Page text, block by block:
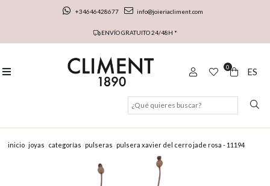
+34646428677 info@joieriacliment.com
ENVÍO GRATUITO 24/48H *
0 ES
inicio joyas categorías pulseras pulsera xavier del cerro jade rosa - 11194